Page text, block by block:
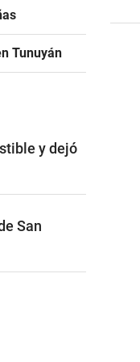
Tunuyán
y dejó
San